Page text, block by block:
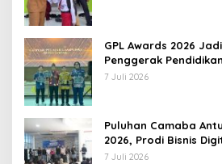
GPL Awards 2026
Penggerak
7 Juli 2026
Puluhan Camaba
2026, Prodi Bisnis
IIB Darmajaya
7 Juli 2026